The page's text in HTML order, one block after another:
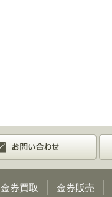
金券買取 金券販売